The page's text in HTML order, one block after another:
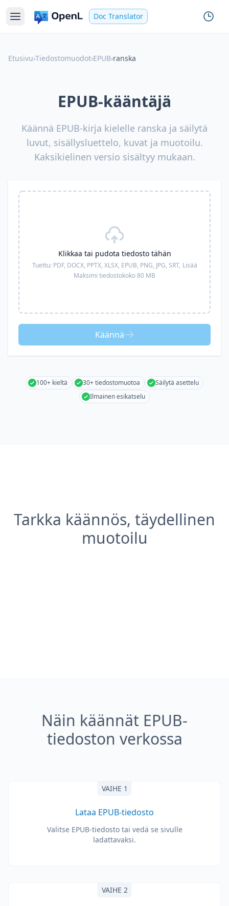
Doc Translator
Etusivu›Tiedostomuodot›EPUB›ranska
EPUB-kääntäjä
Käännä EPUB-kirja kielelle ranska ja säilytä
luvut, sisällysluettelo, kuvat ja muotoilu.
Kaksikielinen versio sisältyy mukaan.
Klikkaa tai pudota tiedosto tähän
Tuettu: PDF, DOCX, PPTX, XLSX, EPUB, PNG, JPG, SRT, Lisää
Maksimi tiedostokoko 80 MB
Käännä
100+ kieltä 30+ tiedostomuotoa
Säilytä asettelu
Ilmainen esikatselu
Tarkka käännös, täydellinen
muotoilu
Näin käännät EPUB-
tiedoston verkossa
VAIHE 1
Lataa EPUB-tiedosto
Valitse EPUB-tiedosto tai vedä se sivulle
ladattavaksi.
VAIHE 2